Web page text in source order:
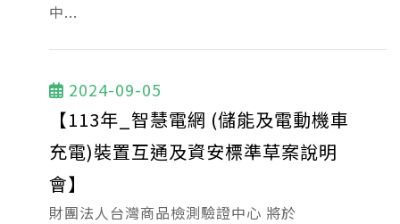
中...
2024-09-05
【113年_智慧電網 (儲能及電動機車
充電)裝置互通及資安標準草案說明
會】
財團法人台灣商品檢測驗證中心 將於